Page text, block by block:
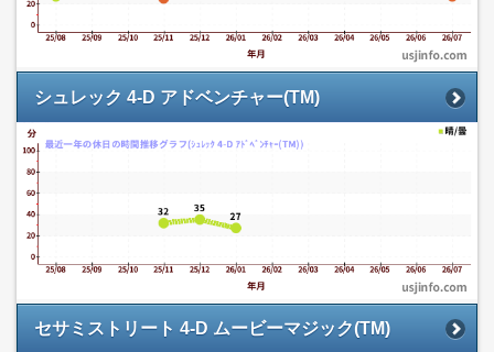
シュレック 4-D アドベンチャー(TM)
セサミストリート 4-D ムービーマジック(TM)